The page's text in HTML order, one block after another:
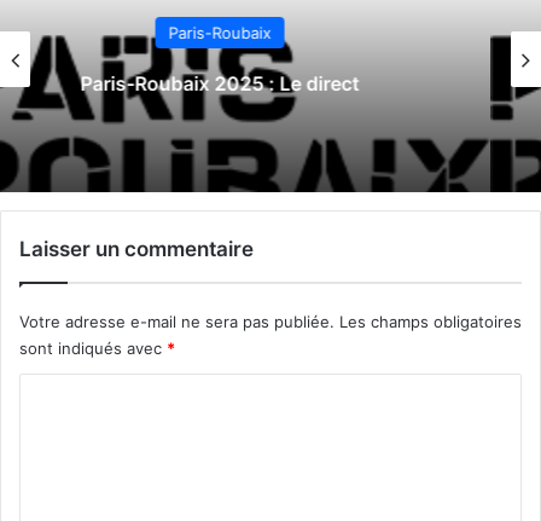
Paris-Roubaix
Paris-Roubaix 2024 : Le direct
Laisser un commentaire
Votre adresse e-mail ne sera pas publiée. Les champs obligatoires
sont indiqués avec *